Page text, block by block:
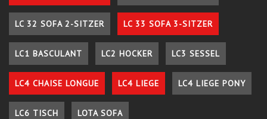
LC 32 SOFA 2-SITZER LC 33 SOFA 3-SITZER
LC1 BASCULANT LC2 HOCKER LC3 SESSEL
LC4 CHAISE LONGUE LC4 LIEGE LC4 LIEGE PONY
LC6 TISCH LOTA SOFA